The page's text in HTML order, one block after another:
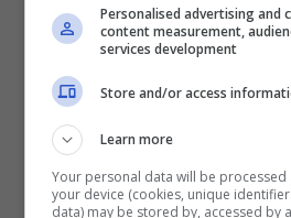
panino acquistato al
fermarvi in una trattoria.
vedere la parte più
Paese lontano dagli
turistici.
Personalised advertising and
content measurement,
services development
Store and/or access
Learn more
Your personal data will be
your device (cookies, unique
data) may be stored by, accessed by